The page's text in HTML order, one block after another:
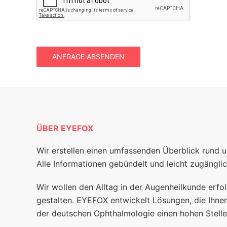
ANFRAGE ABSENDEN
ÜBER EYEFOX
Wir erstellen einen umfassenden Überblick rund
Alle Informationen gebündelt und leicht
Wir wollen den Alltag in der Augenheilkunde
gestalten. EYEFOX entwickelt Lösungen, die
der deutschen Ophthalmologie einen hohen